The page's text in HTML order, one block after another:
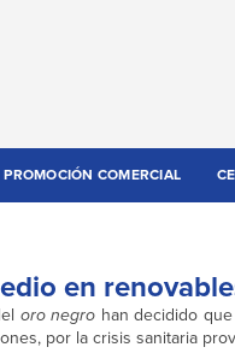
PROMOCIÓN COMERCIAL
en
oro negro han decidido
por la crisis sanitaria